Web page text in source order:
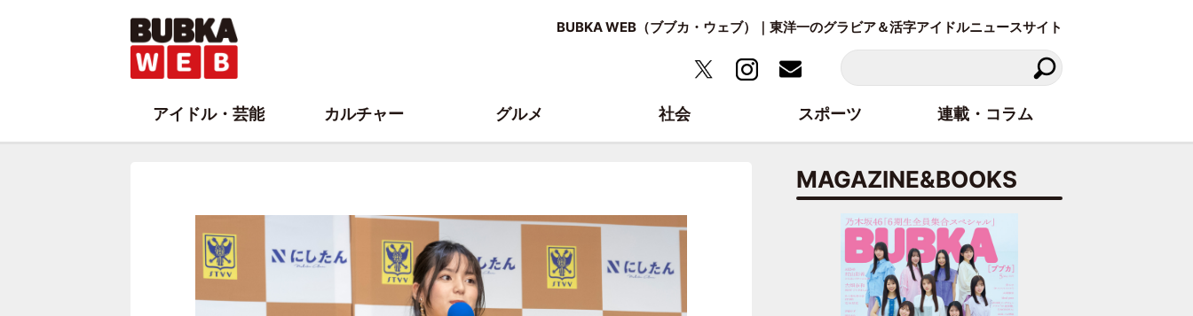
BUBKA WEB（ブブカ・ウェブ）｜東洋一のグラビア＆活字アイドルニュースサイト
MAGAZINE&BOOKS
アイドル・芸能 カルチャー グルメ 社会 スポーツ 連載・コラム